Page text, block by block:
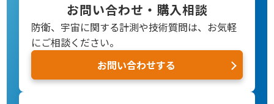
お問い合わせ・購入相談
防衛、宇宙に関する計測や技術質問は、お気軽
にご相談ください。
お問い合わせする